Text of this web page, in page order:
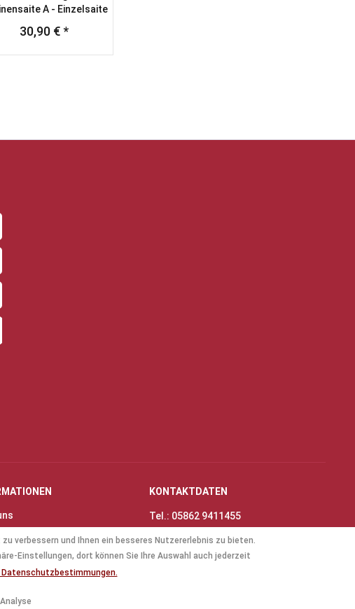
A - Einzelsaite
30,90 € *
& Öffnungszeiten
Blockflöten
KONTAKTDATEN
Tel.: 05862 9411455
info@thinas-toene.de
verbessern und Ihnen ein besseres Nutzererlebnis zu bieten.
Einstellungen, dort können Sie Ihre Auswahl auch jederzeit
Datenschutzbestimmungen.